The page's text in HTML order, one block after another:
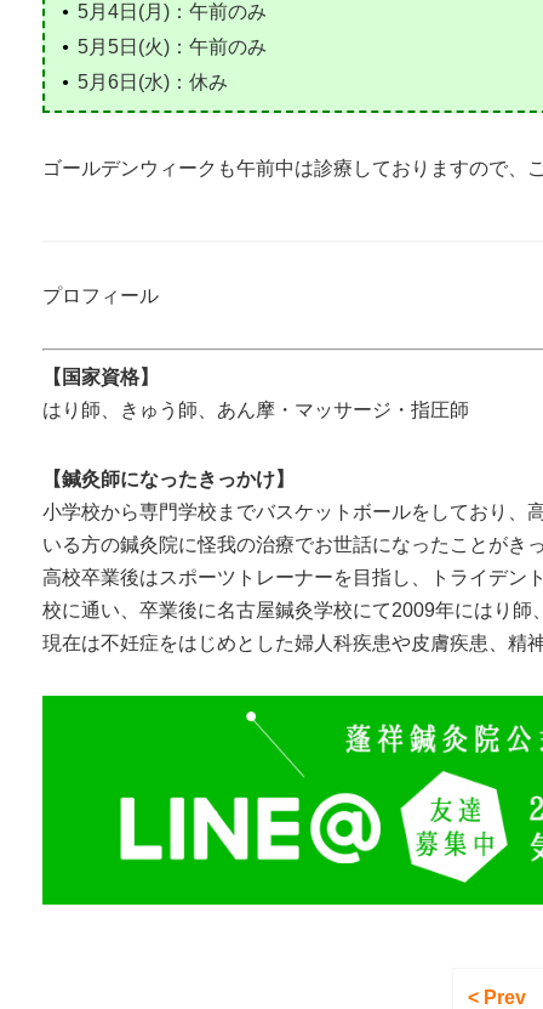
5月4日(月)：午前のみ
5月5日(火)：午前のみ
5月6日(水)：休み
ゴールデンウィークも午前中は診療しておりますので、
プロフィール
【国家資格】
はり師、きゅう師、あん摩・マッサージ・指圧師
【鍼灸師になったきっかけ】
小学校から専門学校までバスケットボールをしており、
いる方の鍼灸院に怪我の治療でお世話になったことがき
高校卒業後はスポーツトレーナーを目指し、トライデ
校に通い、卒業後に名古屋鍼灸学校にて2009年にはり
現在は不妊症をはじめとした婦人科疾患や皮膚疾患、精
< Prev